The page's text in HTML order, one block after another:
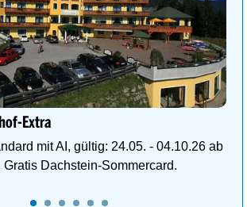
Extra
mit AI, gültig: 24.05. - 04.10.26 ab
Gratis Dachstein-Sommercard.